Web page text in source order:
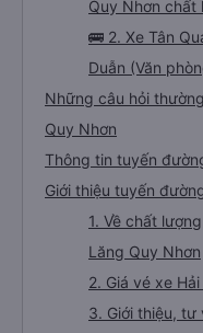
Quy Nhơn chất
🚌 2. Xe Tân
Duẫn (Văn
Những câu hỏi
Quy Nhơn
Thông tin tuyến
Giới thiệu tuyến
1. Về chất
Lăng Quy Nhơn
2. Giá vé xe
3. Giới thiệu,